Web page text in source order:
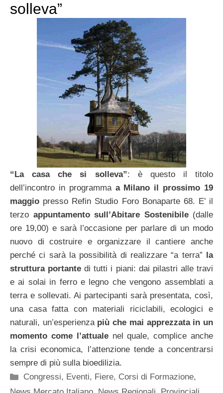
solleva”
“La casa che si solleva”: è questo il titolo
dell’incontro in programma a Milano il prossimo 19
maggio presso Refin Studio Foro Bonaparte 68. E’ il
terzo appuntamento sull’Abitare Sostenibile (dalle
ore 19,00) e sarà l’occasione per parlare di un modo
nuovo di costruire e organizzare il cantiere anche
perché ci sarà la possibilità di realizzare “a terra”
la
struttura portante di tutti i piani: dai pilastri alle travi
e ai solai in ferro e legno che vengono assemblati a
terra e sollevati. Ai partecipanti sarà presentata, così,
una casa fatta con materiali riciclabili, ecologici e
naturali, un’esperienza più che mai apprezzata in un
momento come l’attualenel quale, complice anche
la crisi economica, l’attenzione tende a concentrarsi
sempre di più sulla bioedilizia.
Categorie
Congressi, Eventi, Fiere, Corsi di Formazione,